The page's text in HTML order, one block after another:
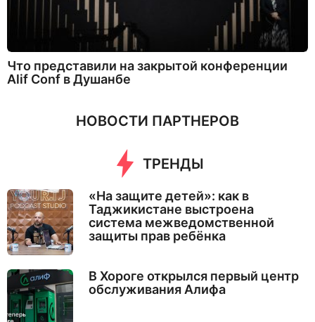
Что представили на закрытой конференции
Alif Conf в Душанбе
НОВОСТИ ПАРТНЕРОВ
ТРЕНДЫ
«На защите детей»: как в
Таджикистане выстроена
система межведомственной
защиты прав ребёнка
В Хороге открылся первый центр
обслуживания Алифа